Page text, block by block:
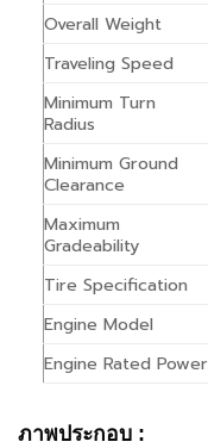
Overall Weight
Traveling Speed
Minimum Turn
Radius
Minimum Ground
Clearance
Maximum
Gradeability
Tire Specification
Engine Model
Engine Rated Power
ภาพประกอบ :